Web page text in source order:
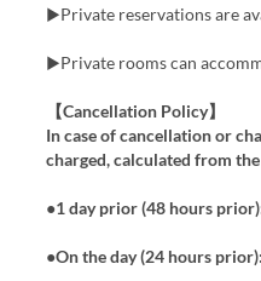
▶︎Private reservations are
▶︎Private rooms can
【Cancellation Policy】
In case of cancellation or
charged, calculated from
●1 day prior (48 hours
●On the day (24 hours